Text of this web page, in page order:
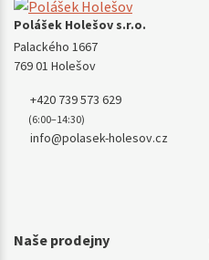
Polášek Holešov s.r.o.
Palackého 1667
769 01 Holešov
+420 739 573 629
(6:00–14:30)
info@polasek-holesov.cz
Naše prodejny